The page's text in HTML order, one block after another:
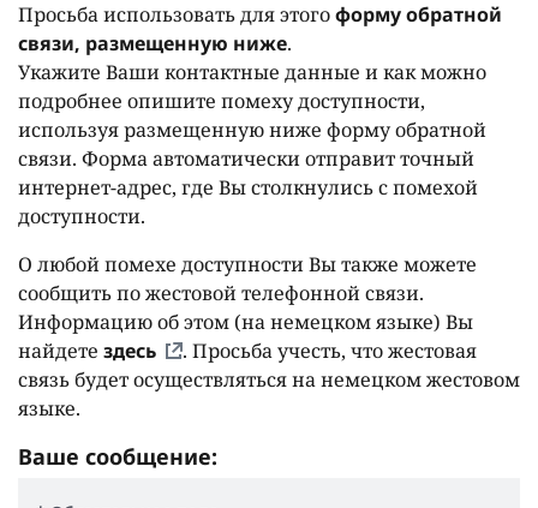
Просьба использовать для этогоформу обратной
связи, размещенную ниже.
Укажите Ваши контактные данные и как можно
подробнее опишите помеху доступности,
используя размещенную ниже форму обратной
связи. Форма автоматически отправит точный
интернет-адрес, где Вы столкнулись с помехой
доступности.
О любой помехе доступности Вы также можете
сообщить по жестовой телефонной связи.
Информацию об этом (на немецком языке) Вы
найдете здесь
. Просьба учесть, что жестовая
связь будет осуществляться на немецком жестовом
языке.
Ваше сообщение: